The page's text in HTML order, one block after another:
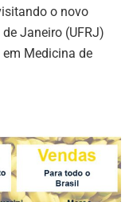
o novo
Janeiro (UFRJ)
Medicina de